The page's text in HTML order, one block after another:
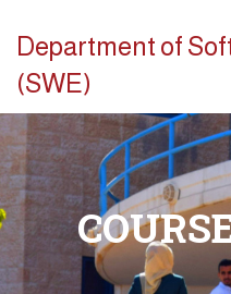
Department of
(SWE)